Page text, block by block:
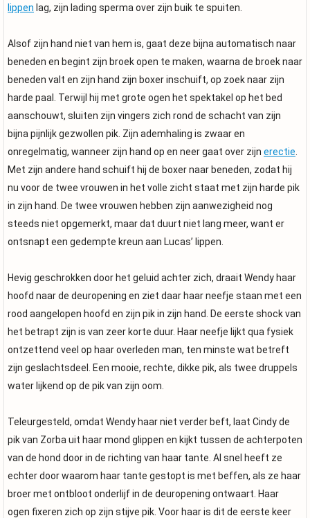
lippen lag, zijn lading sperma over zijn buik te spuiten.
Alsof zijn hand niet van hem is, gaat deze bijna automatisch naar
beneden en begint zijn broek open te maken, waarna de broek naar
beneden valt en zijn hand zijn boxer inschuift, op zoek naar zijn
harde paal. Terwijl hij met grote ogen het spektakel op het bed
aanschouwt, sluiten zijn vingers zich rond de schacht van zijn
bijna pijnlijk gezwollen pik. Zijn ademhaling is zwaar en
onregelmatig, wanneer zijn hand op en neer gaat over zijn erectie
Met zijn andere hand schuift hij de boxer naar beneden, zodat hij
nu voor de twee vrouwen in het volle zicht staat met zijn harde pik
in zijn hand. De twee vrouwen hebben zijn aanwezigheid nog
steeds niet opgemerkt, maar dat duurt niet lang meer, want er
ontsnapt een gedempte kreun aan Lucas’ lippen.
Hevig geschrokken door het geluid achter zich, draait Wendy haar
hoofd naar de deuropening en ziet daar haar neefje staan met een
rood aangelopen hoofd en zijn pik in zijn hand. De eerste shock van
het betrapt zijn is van zeer korte duur. Haar neefje lijkt qua fysiek
ontzettend veel op haar overleden man, ten minste wat betreft
zijn geslachtsdeel. Een mooie, rechte, dikke pik, als twee druppels
water lijkend op de pik van zijn oom.
Teleurgesteld, omdat Wendy haar niet verder beft, laat Cindy de
pik van Zorba uit haar mond glippen en kijkt tussen de achterpoten
van de hond door in de richting van haar tante. Al snel heeft ze
echter door waarom haar tante gestopt is met beffen, als ze haar
broer met ontbloot onderlijf in de deuropening ontwaart. Haar
ogen fixeren zich op zijn stijve pik. Voor haar is dit de eerste keer